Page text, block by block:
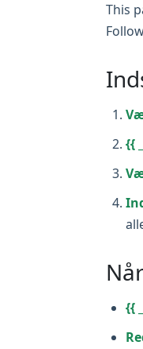
This
{{
{{